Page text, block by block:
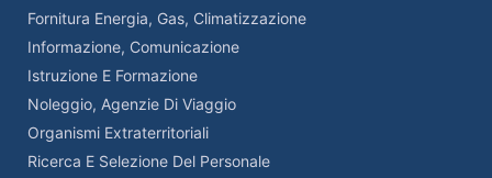
Fornitura Energia, Gas, Climatizzazione
Informazione, Comunicazione
Istruzione E Formazione
Noleggio, Agenzie Di Viaggio
Organismi Extraterritoriali
Ricerca E Selezione Del Personale